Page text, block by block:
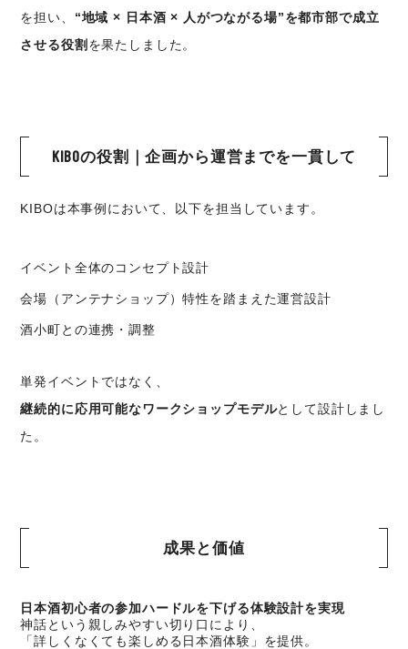
を担い、 “地域 × 日本酒 × 人がつながる場”を都市部で成立
させる役割 を果たしました。
KIBOの役割｜企画から運営までを一貫して
KIBOは本事例において、以下を担当しています。
イベント全体のコンセプト設計
会場（アンテナショップ）特性を踏まえた運営設計
酒小町との連携・調整
単発イベントではなく、
継続的に応用可能なワークショップモデルとして設計しまし
た。
成果と価値
日本酒初心者の参加ハードルを下げる体験設計を実現
神話という親しみやすい切り口により、
「詳しくなくても楽しめる日本酒体験」を提供。